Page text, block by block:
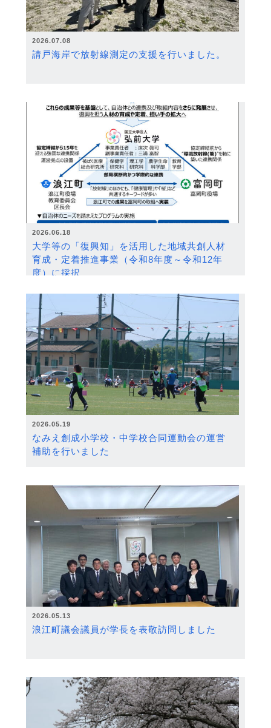
2026.07.08
請戸海岸で放射線測定の支援を行いました。
2026.06.18
大学等の「復興知」を活用した地域共創人材
育成・定着推進事業（令和8年度～令和12年
度）に採択
2026.05.19
なみえ創成小学校・中学校合同運動会の運営
補助を行いました
2026.05.13
浪江町議会議員が学長を表敬訪問しました